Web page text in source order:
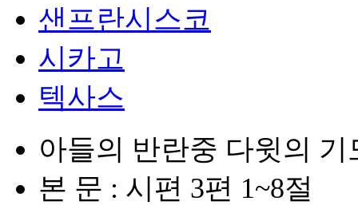
샌프란시스코
시카고
텍사스
아들의 반란중 다윗의 기
본 문 : 시편 3편 1~8절